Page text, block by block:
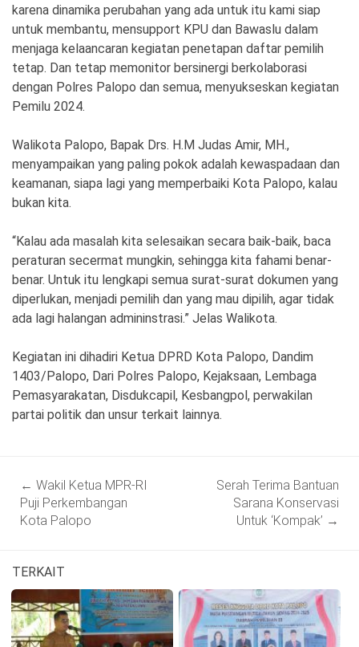
karena dinamika perubahan yang ada untuk itu kami siap
untuk membantu, mensupport KPU dan Bawaslu dalam
menjaga kelaancaran kegiatan penetapan daftar pemilih
tetap. Dan tetap memonitor bersinergi berkolaborasi
dengan Polres Palopo dan semua, menyukseskan kegiatan
Pemilu 2024.
Walikota Palopo, Bapak Drs. H.M Judas Amir, MH.,
menyampaikan yang paling pokok adalah kewaspadaan dan
keamanan, siapa lagi yang memperbaiki Kota Palopo, kalau
bukan kita.
“Kalau ada masalah kita selesaikan secara baik-baik, baca
peraturan secermat mungkin, sehingga kita fahami benar-
benar. Untuk itu lengkapi semua surat-surat dokumen yang
diperlukan, menjadi pemilih dan yang mau dipilih, agar tidak
ada lagi halangan admininstrasi.” Jelas Walikota.
Kegiatan ini dihadiri Ketua DPRD Kota Palopo, Dandim
1403/Palopo, Dari Polres Palopo, Kejaksaan, Lembaga
Pemasyarakatan, Disdukcapil, Kesbangpol, perwakilan
partai politik dan unsur terkait lainnya.
navigation
← Wakil Ketua MPR-RI
Puji Perkembangan
Kota Palopo
Serah Terima Bantuan
Sarana Konservasi
Untuk ‘Kompak’ →
TERKAIT